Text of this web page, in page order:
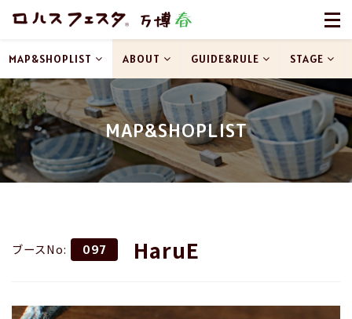
MAP&SHOPLIST
MAP&SHOPLIST ABOUT GUIDE&RULE STAGE
ブースNo: 097 HaruE